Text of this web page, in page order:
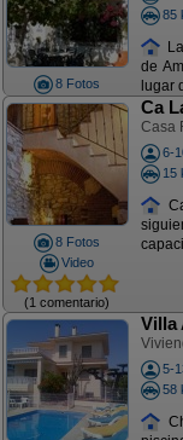
8 Fotos
85
de
lugar
8 Fotos
Video
(1 comentario)
Ca
Casa
6-
15
Villa
5-
58